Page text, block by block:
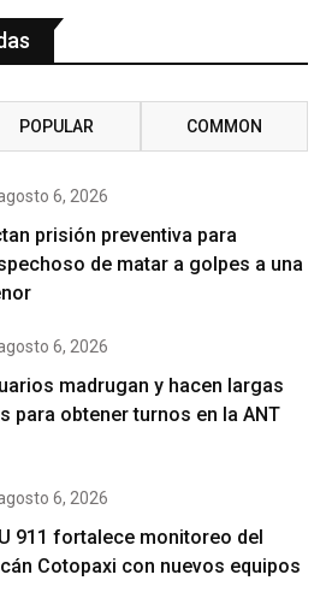
POPULAR COMMON
6, 2026
prisión preventiva para
de matar a golpes a una
6, 2026
madrugan y hacen largas
para obtener turnos en la ANT
6, 2026
911 fortalece monitoreo del
Cotopaxi con nuevos equipos